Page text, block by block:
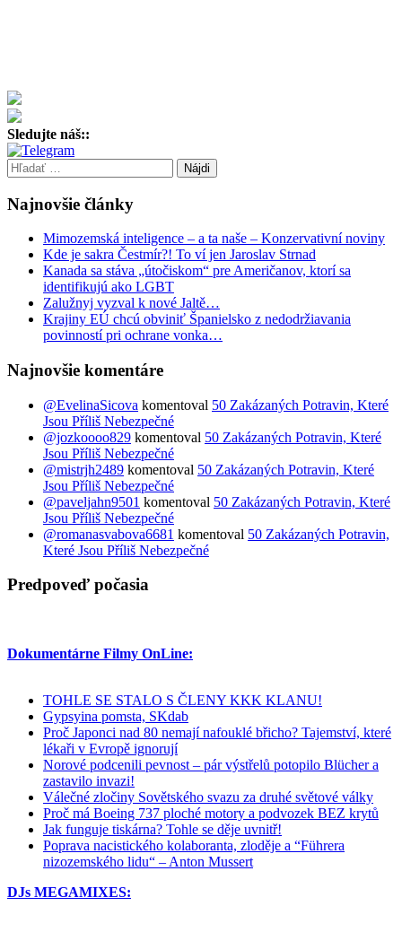
Sledujte náš::
Hľadať:
Najnovšie články
Mimozemská inteligence – a ta naše – Konzervativní noviny
Kde je sakra Čestmír?! To ví jen Jaroslav Strnad
Kanada sa stáva „útočiskom“ pre Američanov, ktorí sa
identifikujú ako LGBT
Zalužnyj vyzval k nové Jaltě…
Krajiny EÚ chcú obviniť Španielsko z nedodržiavania
povinností pri ochrane vonka…
Najnovšie komentáre
@EvelinaSicova komentoval 50 Zakázaných Potravin, Které
Jsou Příliš Nebezpečné
@jozkoooo829 komentoval 50 Zakázaných Potravin, Které
Jsou Příliš Nebezpečné
@mistrjh2489 komentoval 50 Zakázaných Potravin, Které
Jsou Příliš Nebezpečné
@paveljahn9501 komentoval 50 Zakázaných Potravin, Které
Jsou Příliš Nebezpečné
@romanasvabova6681 komentoval 50 Zakázaných Potravin,
Které Jsou Příliš Nebezpečné
Predpoveď počasia
Dokumentárne Filmy OnLine:
TOHLE SE STALO S ČLENY KKK KLANU!
Gypsyina pomsta, SKdab
Proč Japonci nad 80 nemají nafouklé břicho? Tajemství, které
lékaři v Evropě ignorují
Norové podcenili pevnost – pár výstřelů potopilo Blücher a
zastavilo invazi!
Válečné zločiny Sovětského svazu za druhé světové války
Proč má Boeing 737 ploché motory a podvozek BEZ krytů
Jak funguje tiskárna? Tohle se děje uvnitř!
Poprava nacistického kolaboranta, zloděje a “Führera
nizozemského lidu“ – Anton Mussert
DJs MEGAMIXES: